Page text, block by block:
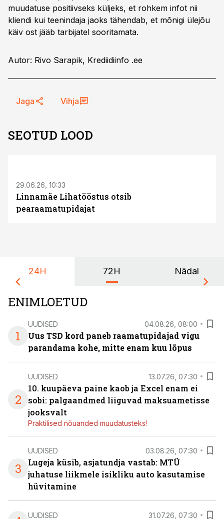
muudatuse positiivseks küljeks, et rohkem infot nii
kliendi kui teenindaja jaoks tähendab, et mõnigi ülejõu
käiv ost jääb tarbijatel sooritamata.
Autor: Rivo Sarapik, Krediidiinfo .ee
Jaga Vihja
SEOTUD LOOD
29.06.26, 10:33
Linnamäe Lihatööstus otsib
pearaamatupidajat
24H 72H Nädal
ENIMLOETUD
1
UUDISED 04.08.26, 08:00
Uus TSD kord paneb raamatupidajad vigu
parandama kohe, mitte enam kuu lõpus
2
UUDISED 13.07.26, 07:30
10. kuupäeva paine kaob ja Excel enam ei
sobi: palgaandmed liiguvad maksuametisse
jooksvalt
Praktilised nõuanded muudatusteks!
3
UUDISED 03.08.26, 07:30
Lugeja küsib, asjatundja vastab: MTÜ
juhatuse liikmele isikliku auto kasutamise
hüvitamine
UUDISED 31.07.26, 07:30